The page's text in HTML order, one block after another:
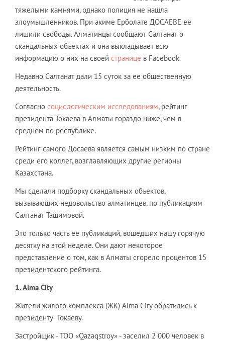
тяжелыми камнями, однако полиция не нашла
злоумышленников. При акиме Ерболате ДОСАЕВЕ её
лишили свободы. Алматинцы сообщают Салтанат о
скандальных объектах и она выкладывает всю
информацию о них на своей странице в Facebook.
Недавно Салтанат дали 15 суток за ее общественную
деятельность.
Согласно социологическим исследованиям, рейтинг
президента Токаева в Алматы гораздо ниже, чем в
среднем по республике.
Рейтинг самого Досаева является самым низким по стране
среди его коллег, возглавляющих другие регионы
Казахстана.
Мы сделали подборку скандальных объектов,
вызывающих недовольство алматинцев, по публикациям
Салтанат Ташимовой.
Это только часть ее публикаций, вошедших нашу горячую
десятку на этой неделе. Они дают некоторое
представление о том, как в Алматы сгорело процентов 15
президентского рейтинга.
1. Alma City
Жители жилого комплекса (ЖК) Alma City обратились к
президенту Токаеву.
Застройщик - ТОО «Qazaqstroy» - заселил 2 000 человек в